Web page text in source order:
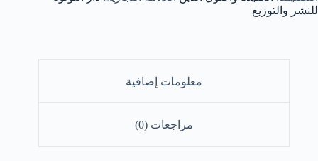
ائمة
السلف
موضوعي
للنشر والتوزيع
معلومات إضافية
مراجعات (0)